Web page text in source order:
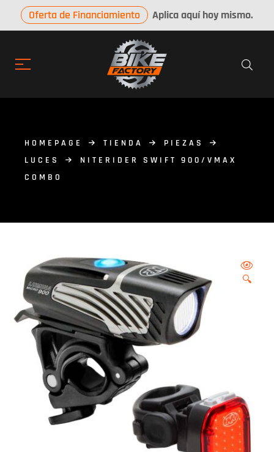
Oferta de Financiamiento Aplica aquí hoy mismo.
HOMEPAGE TIENDA
PIEZAS
LUCES
NITERIDER SWIFT 900/VMAX
COMBO
🔍